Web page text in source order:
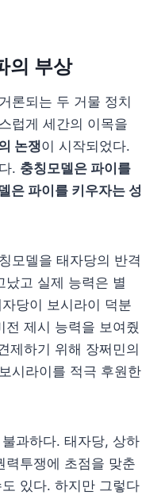
의 부상
론되는 두 거물 정치
럽게 세간의 이목을
논쟁이 시작되었다.
. 충칭모델은 파이를
은 파이를 키우자는 성
모델을 태자당의 반격
났고 실제 능력은 별
당이 보시라이 덕분
제시 능력을 보여줬
제하기 위해 장쩌민의
시라이를 적극 후원한
과하다. 태자당, 상하
력투쟁에 초점을 맞춘
있다. 하지만 그렇다